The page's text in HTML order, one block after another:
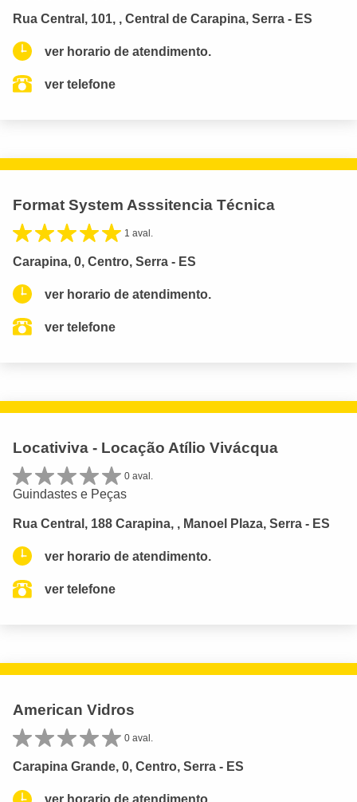
Rua Central, 101, , Central de Carapina, Serra - ES
ver horario de atendimento.
ver telefone
Format System Asssitencia Técnica
1 aval.
Carapina, 0, Centro, Serra - ES
ver horario de atendimento.
ver telefone
Locativiva - Locação Atílio Vivácqua
0 aval.
Guindastes e Peças
Rua Central, 188 Carapina, , Manoel Plaza, Serra - ES
ver horario de atendimento.
ver telefone
American Vidros
0 aval.
Carapina Grande, 0, Centro, Serra - ES
ver horario de atendimento.